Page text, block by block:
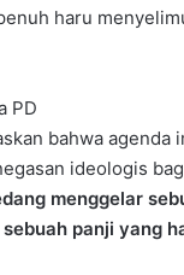
haru
PD
bahwa
ideologis
menggelar
panji yang